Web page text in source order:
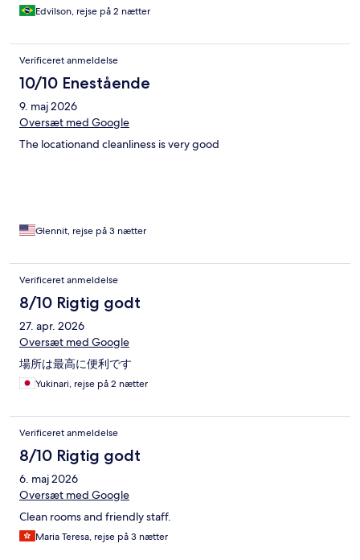
Edvilson, rejse på 2 nætter
Verificeret anmeldelse
10/10 Enestående
9. maj 2026
Oversæt med Google
The locationand cleanliness is very good
Glennit, rejse på 3 nætter
Verificeret anmeldelse
8/10 Rigtig godt
27. apr. 2026
Oversæt med Google
場所は最高に便利です
Yukinari, rejse på 2 nætter
Verificeret anmeldelse
8/10 Rigtig godt
6. maj 2026
Oversæt med Google
Clean rooms and friendly staff.
Maria Teresa, rejse på 3 nætter